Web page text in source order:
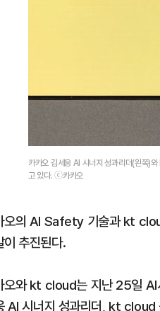
카카오 김세웅 AI 시너지 성과리더(왼쪽
고 있다. ⓒ카카오
오의 AI Safety 기술과 kt
이 추진된다.
오와 kt cloud는 지난 25일 AI
AI 시너지 성과리더, kt cloud